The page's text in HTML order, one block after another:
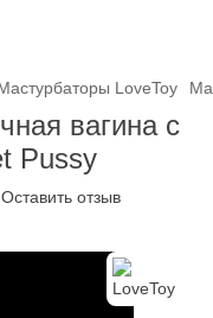
LoveToy
вагина с
Pussy
Оставить отзыв